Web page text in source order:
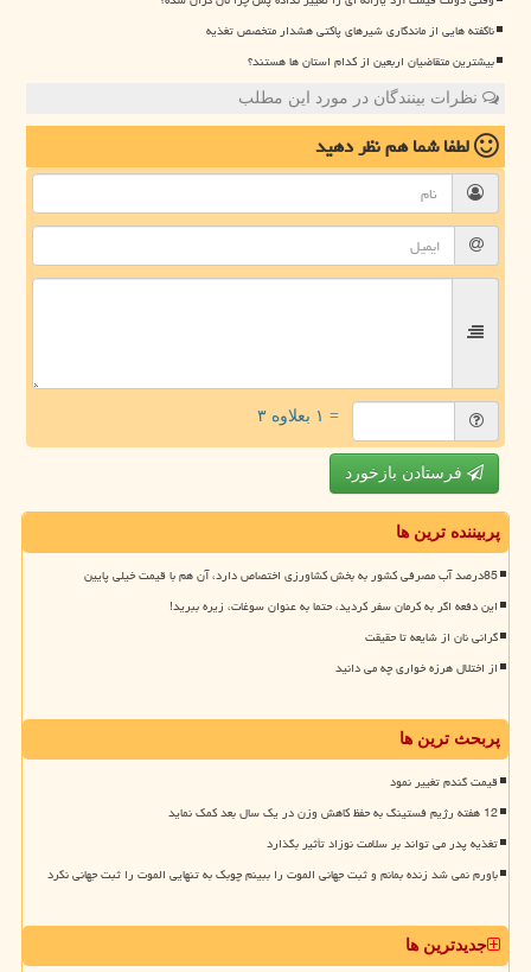
ناگفته هایی از ماندگاری شیرهای پاکتی هشدار متخصص تغذیه
بیشترین متقاضیان اربعین از کدام استان ها هستند؟
نظرات بینندگان در مورد این مطلب
لطفا شما همنظر دهید
= ۱ بعلاوه ۳
فرستادن بازخورد
پربیننده ترین ها
85درصد آب مصرفی کشور به بخش کشاورزی اختصاص دارد، آن هم با قیمت خیلی پایین
این دفعه اگر به کرمان سفر کردید، حتما به عنوان سوغات، زیره ببرید!
گرانی نان از شایعه تا حقیقت
از اختلال هرزه خواری چه می دانید
پربحث ترین ها
قیمت گندم تغییر نمود
12 هفته رژیم فستینگ به حفظ کاهش وزن در یک سال بعد کمک نماید
تغذیه پدر می تواند بر سلامت نوزاد تأثیر بگذارد
باورم نمی شد زنده بمانم و ثبت جهانی الموت را ببینم چوبک به تنهایی الموت را ثبت جهانی نکرد
جدیدترین ها